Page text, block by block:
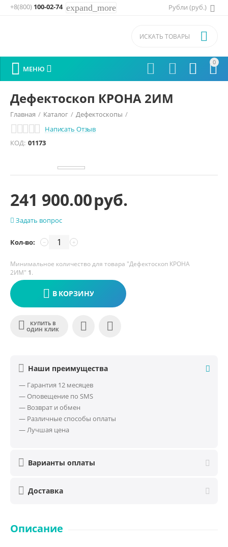
Рубли (руб.)
+8(800) 100-02-74 expand_more
0


 

 МЕНЮ 
Дефектоскоп КРОНА 2ИМ
Главная / Каталог / Дефектоскопы /
Электроискровые дефектоскопы
Написать Отзыв
КОД: 01173
241 900.00руб.
Задать вопрос
Кол-во: +
−
Минимальное количество для товара "Дефектоскоп КРОНА
2ИМ" 1.
В КОРЗИНУ
КУПИТЬ В
ОДИН КЛИК
Наши преимущества
— Гарантия 12 месяцев
— Оповещение по SMS
— Возврат и обмен
— Различные способы оплаты
— Лучшая цена
Варианты оплаты
Доставка
Описание